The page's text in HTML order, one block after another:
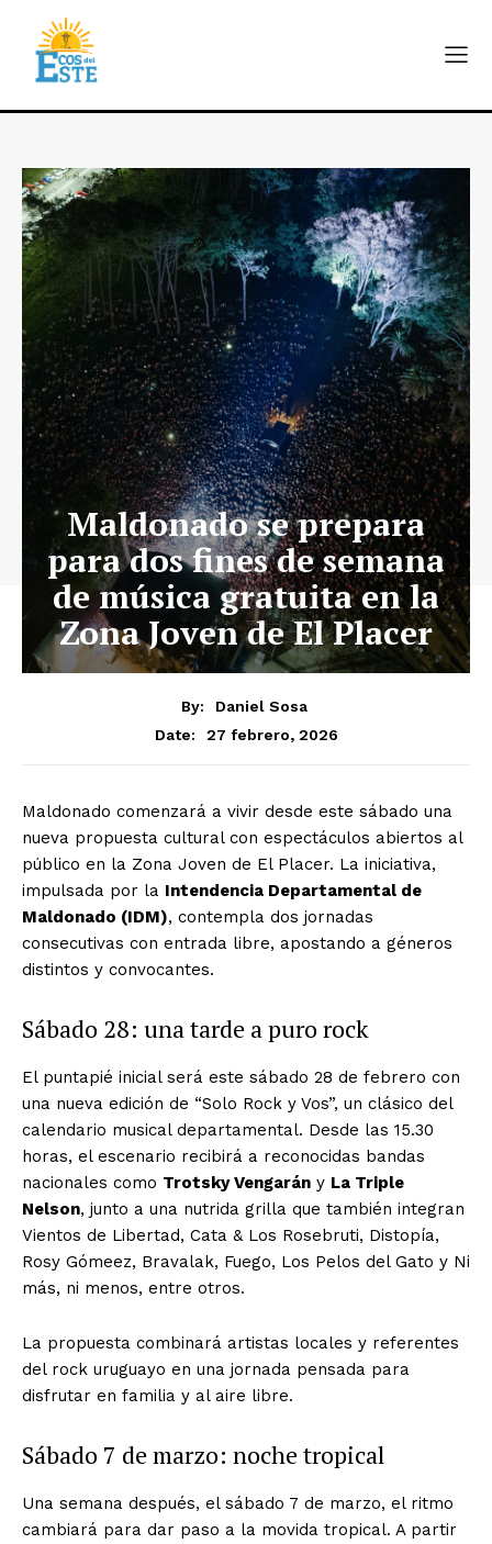
Maldonado se prepara
para dos fines de semana
de música gratuita en la
Zona Joven de El Placer
By:
Daniel Sosa
Date:
27 febrero, 2026
Maldonado comenzará a vivir desde este sábado una
nueva propuesta cultural con espectáculos abiertos al
público en la Zona Joven de El Placer. La iniciativa,
impulsada por la Intendencia Departamental de
Maldonado (IDM), contempla dos jornadas
consecutivas con entrada libre, apostando a géneros
distintos y convocantes.
Sábado 28: una tarde a puro rock
El puntapié inicial será este sábado 28 de febrero con
una nueva edición de “Solo Rock y Vos”, un clásico del
calendario musical departamental. Desde las 15.30
horas, el escenario recibirá a reconocidas bandas
nacionales como Trotsky Vengarán y La Triple
Nelson, junto a una nutrida grilla que también integran
Vientos de Libertad, Cata & Los Rosebruti, Distopía,
Rosy Gómeez, Bravalak, Fuego, Los Pelos del Gato y Ni
más, ni menos, entre otros.
La propuesta combinará artistas locales y referentes
del rock uruguayo en una jornada pensada para
disfrutar en familia y al aire libre.
Sábado 7 de marzo: noche tropical
Una semana después, el sábado 7 de marzo, el ritmo
cambiará para dar paso a la movida tropical. A partir